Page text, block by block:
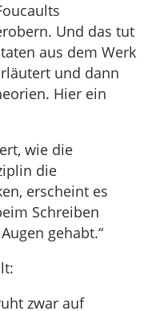
Und das tut
aus dem Werk
und dann
Hier ein
wie die
die
erscheint es
Schreiben
gehabt.“
zwar auf